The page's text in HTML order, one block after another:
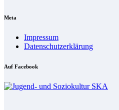
Me­ta
Im­pres­sum
Da­ten­schutz­er­klä­rung
Auf Face­book